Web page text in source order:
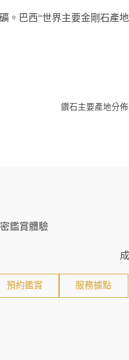
。巴西“世界主要金剛石產
鑽石主要產地分
鑑賞體驗
預約鑑賞 服務據點